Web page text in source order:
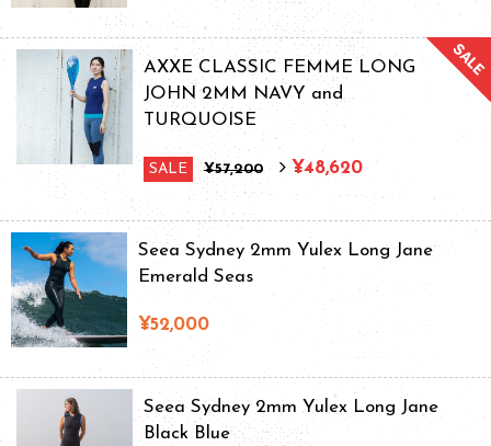
AXXE CLASSIC FEMME LONG
JOHN 2MM NAVY and
TURQUOISE
SALE ¥57,200 ¥48,620
Seea Sydney 2mm Yulex Long Jane
Emerald Seas
¥52,000
Seea Sydney 2mm Yulex Long Jane
Black Blue